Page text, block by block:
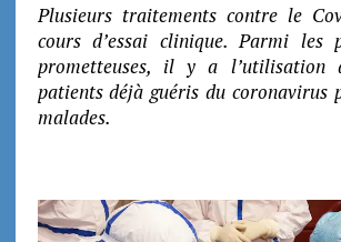
Plusieurs traitements contre le
cours d’essai clinique. Parmi les
prometteuses, il y a l’utilisation
patients déjà guéris du coronavirus
malades.